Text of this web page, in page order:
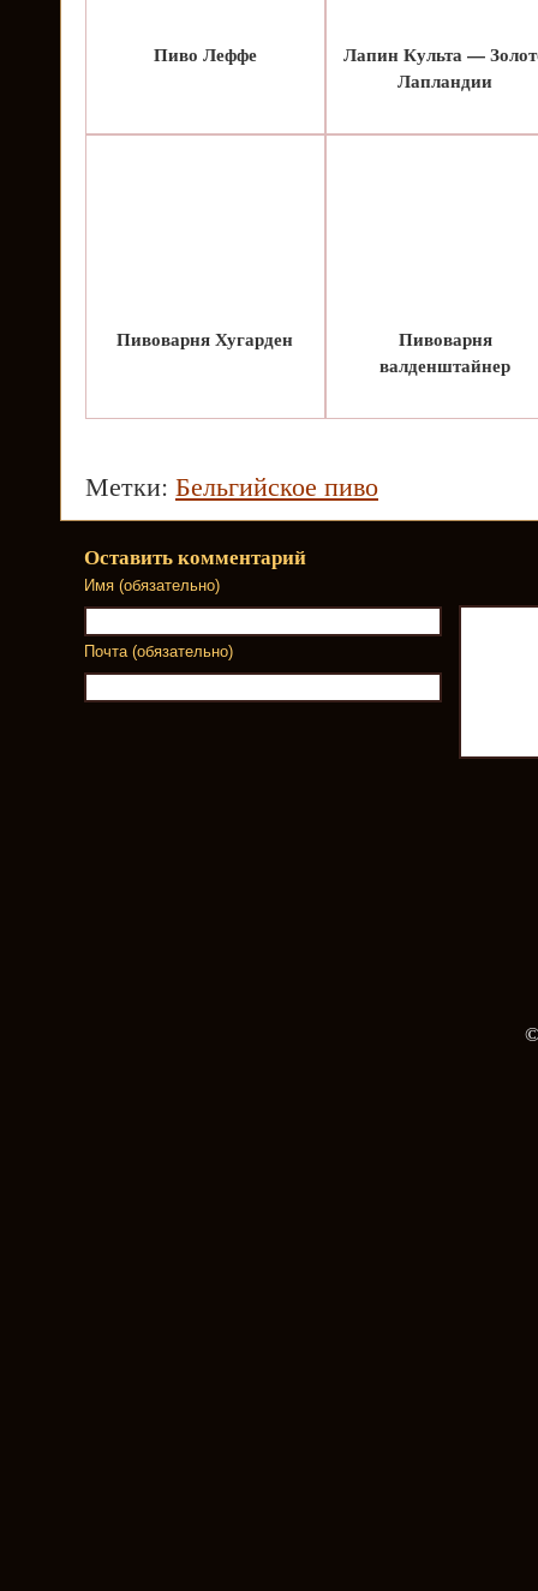
Пиво Леффе
Лапин Культа —
Лапландии
Пивоварня Хугарден
Пивоварня
валденштайнер
Метки: Бельгийское пиво
Оставить комментарий
Имя (обязательно)
Почта (обязательно)